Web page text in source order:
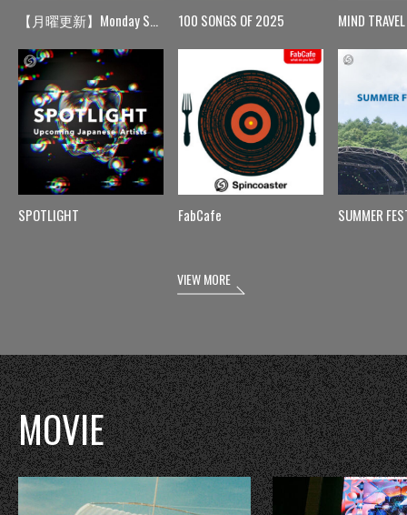
【月曜更新】Monday Spin
SPOTLIGHT
100 SONGS OF 2025
FabCafe
MIND TRAVEL
SUMMER
VIEW MORE
MOVIE